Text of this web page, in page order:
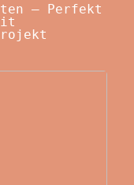
– Perfekt